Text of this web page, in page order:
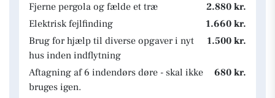
Fjerne pergola og fælde et træ
2.880 kr.
Elektrisk fejlfinding
1.660 kr.
Brug for hjælp til diverse opgaver i nyt
hus inden indflytning
1.500 kr.
Aftagning af 6 indendørs døre - skal ikke
bruges igen.
680 kr.